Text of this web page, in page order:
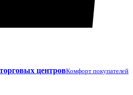
центровКомфорт покупателей